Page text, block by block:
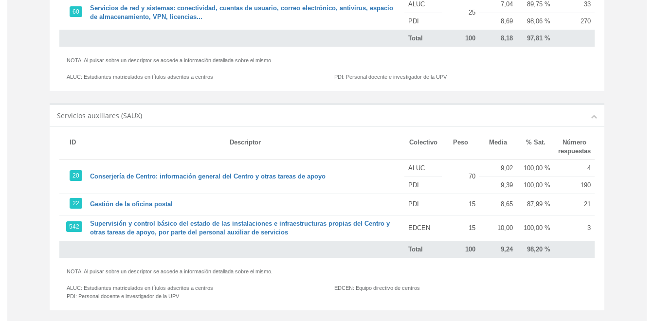
Total 100 8,18 97,81 %
60
Servicios de red y sistemas: conectividad, cuentas de usuario, correo electrónico, antivirus, espacio
de almacenamiento, VPN, licencias...
ALUC
25
7,04 89,75 % 33
PDI 8,69 98,06 % 270
NOTA: Al pulsar sobre un descriptor se accede a información detallada sobre el mismo.
ALUC: Estudiantes matriculados en títulos adscritos a centros PDI: Personal docente e investigador de la UPV
Servicios auxiliares (SAUX)
ID Descriptor Colectivo Peso Media % Sat.
Número
respuestas
Total 100 9,24 98,20 %
20 Conserjería de Centro: información general del Centro y otras tareas de apoyo
ALUC
70
9,02 100,00 % 4
PDI 9,39 100,00 % 190
22 Gestión de la oficina postal PDI 15 8,65 87,99 % 21
542
Supervisión y control básico del estado de las instalaciones e infraestructuras propias del Centro y
otras tareas de apoyo, por parte del personal auxiliar de servicios
EDCEN 15 10,00 100,00 % 3
NOTA: Al pulsar sobre un descriptor se accede a información detallada sobre el mismo.
ALUC: Estudiantes matriculados en títulos adscritos a centros
PDI: Personal docente e investigador de la UPV
EDCEN: Equipo directivo de centros